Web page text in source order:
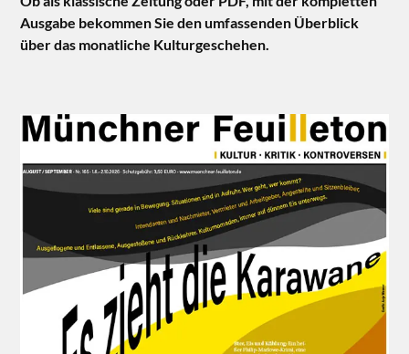
Ausgabe bekommen Sie den umfassenden Überblick
über das monatliche Kulturgeschehen.